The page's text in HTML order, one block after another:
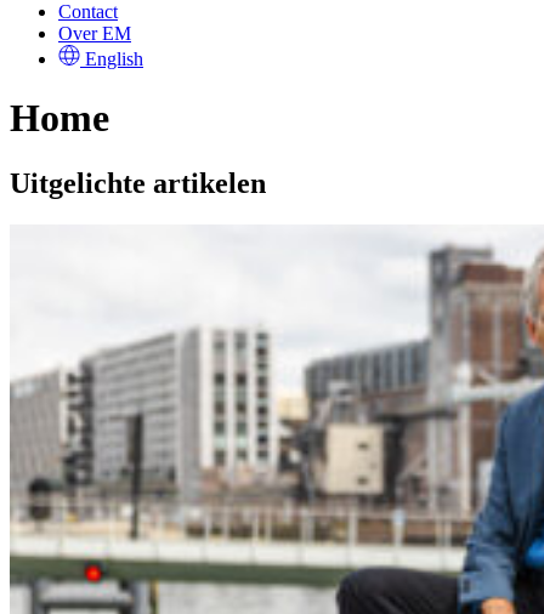
Contact
Over EM
English
Home
Uitgelichte artikelen